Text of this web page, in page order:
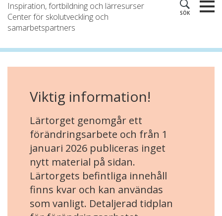
Inspiration, fortbildning och lärresurser
Center för skolutveckling och
samarbetspartners
SÖK
Viktig information!
Lärtorget genomgår ett
förändringsarbete och från 1
januari 2026 publiceras inget
nytt material på sidan.
Lärtorgets befintliga innehåll
finns kvar och kan användas
som vanligt. Detaljerad tidplan